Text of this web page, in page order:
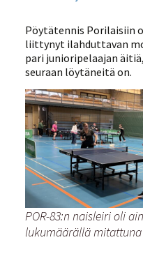
Pöytätennis Porilaisiin
liittynyt ilahduttavan
pari junioripelaajan
seuraan löytäneitä on.
POR-83:n naisleiri oli
lukumäärällä